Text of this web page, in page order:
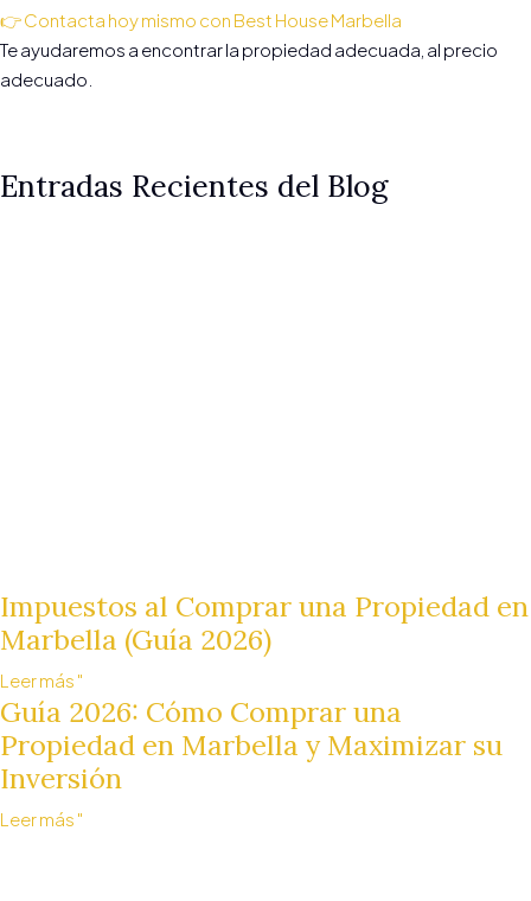
👉 Contacta hoy mismo con Best House Marbella
Te ayudaremos a encontrar la propiedad adecuada, al precio
adecuado.
Entradas Recientes del Blog
Impuestos al Comprar una Propiedad en
Marbella (Guía 2026)
Leer más "
Guía 2026: Cómo Comprar una
Propiedad en Marbella y Maximizar su
Inversión
Leer más "